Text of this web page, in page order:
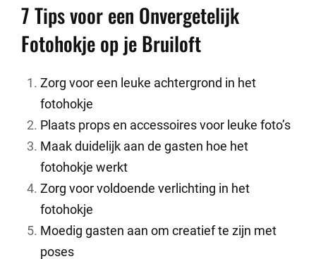
7 Tips voor een Onvergetelijk
Fotohokje op je Bruiloft
Zorg voor een leuke achtergrond in het
fotohokje
Plaats props en accessoires voor leuke foto’s
Maak duidelijk aan de gasten hoe het
fotohokje werkt
Zorg voor voldoende verlichting in het
fotohokje
Moedig gasten aan om creatief te zijn met
poses